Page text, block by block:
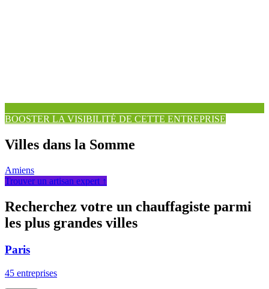
BOOSTER LA VISIBILITÉ DE CETTE ENTREPRISE
Villes dans la Somme
Amiens
Trouver un artisan expert ↑
Recherchez votre un chauffagiste parmi
les plus grandes villes
Paris
45 entreprises